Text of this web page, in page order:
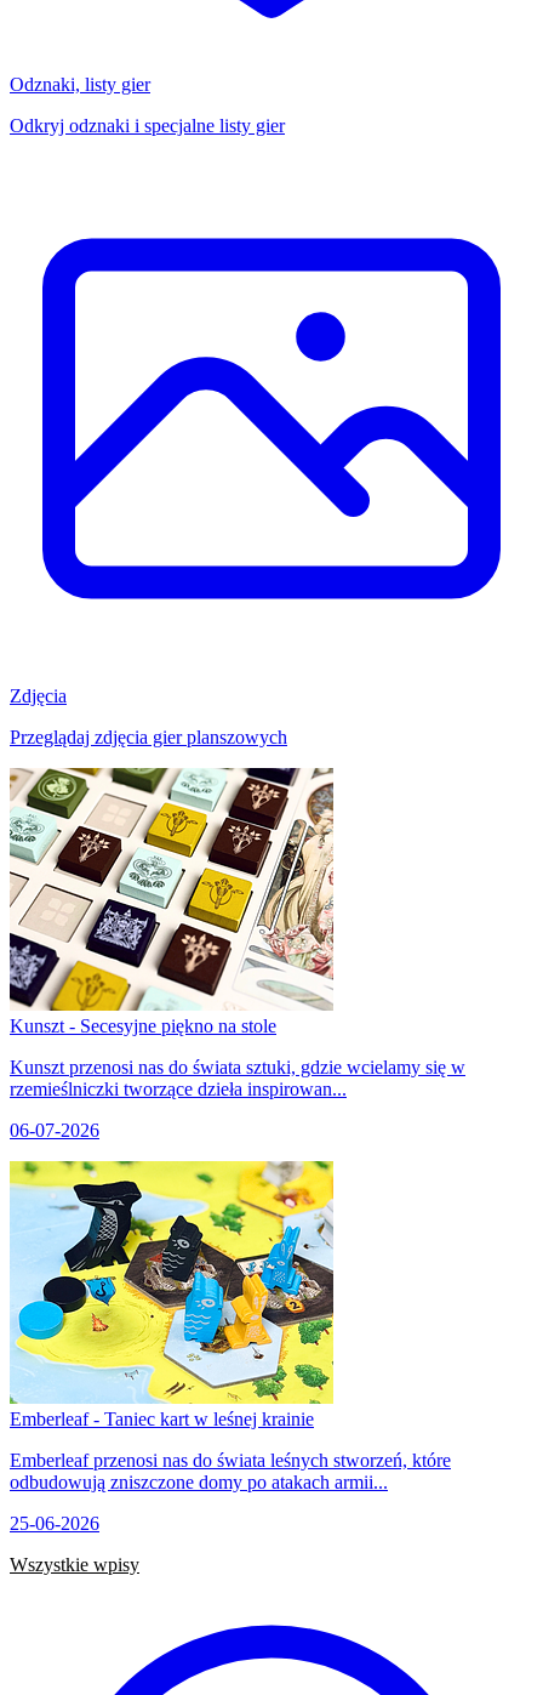
Odznaki, listy gier
Odkryj odznaki i specjalne listy gier
Zdjęcia
Przeglądaj zdjęcia gier planszowych
Kunszt - Secesyjne piękno na stole
Kunszt przenosi nas do świata sztuki, gdzie wcielamy się w
rzemieślniczki tworzące dzieła inspirowan...
06-07-2026
Emberleaf - Taniec kart w leśnej krainie
Emberleaf przenosi nas do świata leśnych stworzeń, które
odbudowują zniszczone domy po atakach armii...
25-06-2026
Wszystkie wpisy